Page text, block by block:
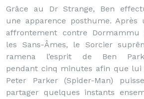
Grâce au Dr Strange, Ben
une apparence posthume. Après
affrontement contre Dormammu
les Sans-Âmes, le Sorcier
ramena l’esprit de Ben
pendant cinq minutes afin que lui
Peter Parker (Spider-Man)
partager quelques instants